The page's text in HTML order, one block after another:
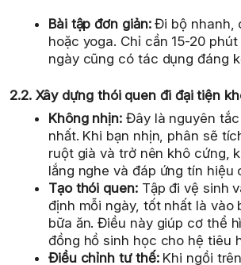
Bài tập đơn giản:Đi bộ nhanh,
hoặc yoga. Chỉ cần 15-20
ngày cũng có tác dụng đáng
2.2. Xây dựng thói quen đi đại tiện
Không nhịn: Đây là nguyên
nhất. Khi bạn nhịn, phân sẽ
ruột già và trở nên khô cứng,
lắng nghe và đáp ứng tín hiệu
Tạo thói quen:Tập đi vệ sinh
định mỗi ngày, tốt nhất là vào
bữa ăn. Điều này giúp cơ thể
đồng hồ sinh học cho hệ tiêu
Điều chỉnh tư thế:Khi ngồi